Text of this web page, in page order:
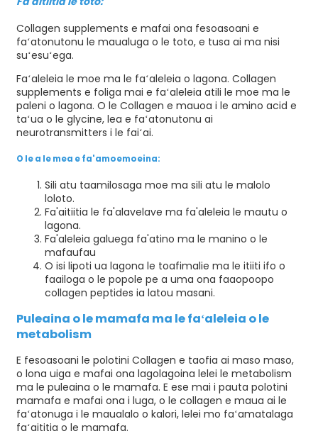
Collagen supplements e mafai ona fesoasoani e
faʻatonutonu le maualuga o le toto, e tusa ai ma nisi
suʻesuʻega.
Faʻaleleia le moe ma le faʻaleleia o lagona. Collagen
supplements e foliga mai e faʻaleleia atili le moe ma le
paleni o lagona. O le Collagen e mauoa i le amino acid e
taʻua o le glycine, lea e faʻatonutonu ai
neurotransmitters i le faiʻai.
O le a le mea e fa'amoemoeina:
Sili atu taamilosaga moe ma sili atu le malolo
loloto.
Fa'aitiitia le fa'alavelave ma fa'aleleia le mautu o
lagona.
Fa'aleleia galuega fa'atino ma le manino o le
mafaufau
O isi lipoti ua lagona le toafimalie ma le itiiti ifo o
faailoga o le popole pe a uma ona faaopoopo
collagen peptides ia latou masani.
Puleaina o le mamafa ma le faʻaleleia o le
metabolism
E fesoasoani le polotini Collagen e taofia ai maso maso,
o lona uiga e mafai ona lagolagoina lelei le metabolism
ma le puleaina o le mamafa. E ese mai i pauta polotini
mamafa e mafai ona i luga, o le collagen e maua ai le
faʻatonuga i le maualalo o kalori, lelei mo faʻamatalaga
faʻaititia o le mamafa.